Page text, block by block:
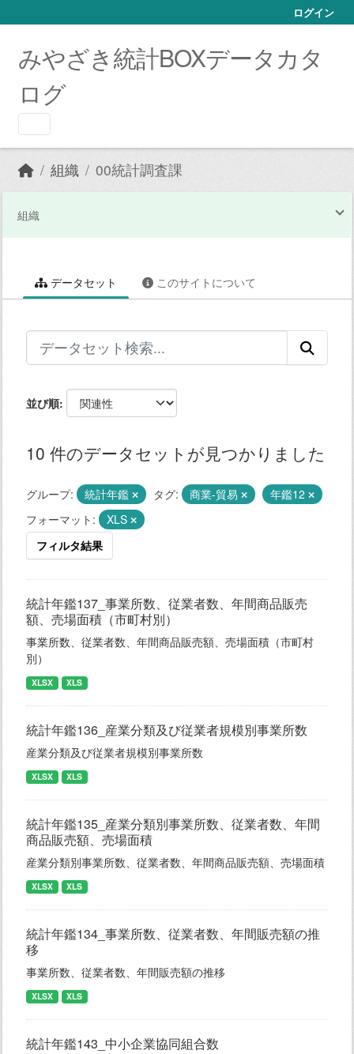
ログイン
みやざき統計BOXデータカタ
ログ
組織 00統計調査課
組織
データセット このサイトについて
並び順
10 件のデータセットが見つかりました
グループ: 統計年鑑 タグ: 商業-貿易
年鑑12
フォーマット:
XLS
フィルタ結果
統計年鑑137_事業所数、従業者数、年間商品販売
額、売場面積（市町村別）
事業所数、従業者数、年間商品販売額、売場面積（市町村
別）
XLSX XLS
統計年鑑136_産業分類及び従業者規模別事業所数
産業分類及び従業者規模別事業所数
XLSX XLS
統計年鑑135_産業分類別事業所数、従業者数、年間
商品販売額、売場面積
産業分類別事業所数、従業者数、年間商品販売額、売場面積
XLSX XLS
統計年鑑134_事業所数、従業者数、年間販売額の推
移
事業所数、従業者数、年間販売額の推移
XLSX XLS
統計年鑑143_中小企業協同組合数